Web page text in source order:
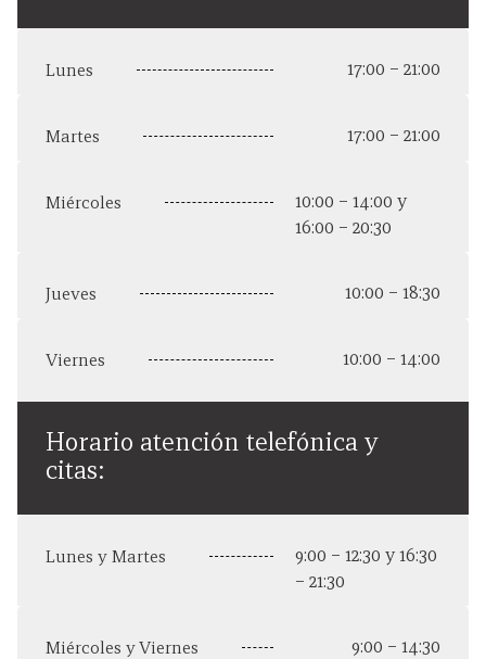
Lunes 17:00 – 21:00
Martes 17:00 – 21:00
Miércoles
10:00 – 14:00 y
16:00 – 20:30
Jueves 10:00 – 18:30
Viernes 10:00 – 14:00
Horario atención telefónica y
citas:
Lunes y Martes
9:00 – 12:30 y 16:30
– 21:30
Miércoles y Viernes 9:00 – 14:30